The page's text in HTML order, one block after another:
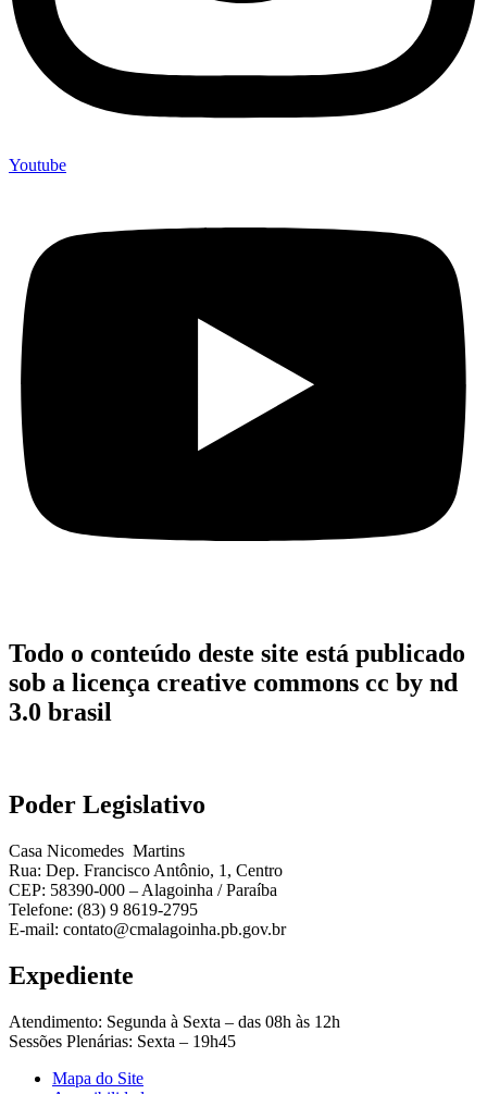
Youtube
Todo o conteúdo deste site está publicado
sob a licença creative commons cc by nd
3.0 brasil
Poder Legislativo
Casa Nicomedes Martins
Rua: Dep. Francisco Antônio, 1, Centro
CEP: 58390-000 – Alagoinha / Paraíba
Telefone: (83) 9 8619-2795
E-mail: contato@cmalagoinha.pb.gov.br
Expediente
Atendimento: Segunda à Sexta – das 08h às 12h
Sessões Plenárias: Sexta – 19h45
Mapa do Site